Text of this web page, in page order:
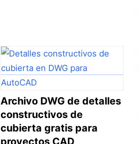
Archivo DWG de detalles
constructivos de
cubierta gratis para
proyectos CAD